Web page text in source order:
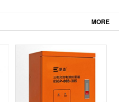
的了解过吗？【易
造防雷】
MORE